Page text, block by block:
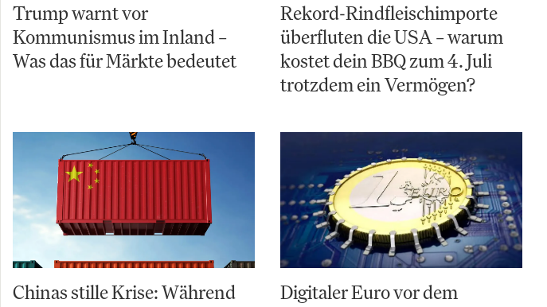
Trump warnt vor
Kommunismus im Inland –
Was das für Märkte bedeutet
Rekord-Rindfleischimporte
überfluten die USA – warum
kostet dein BBQ zum 4. Juli
trotzdem ein Vermögen?
Chinas stille Krise: Während
Digitaler Euro vor dem